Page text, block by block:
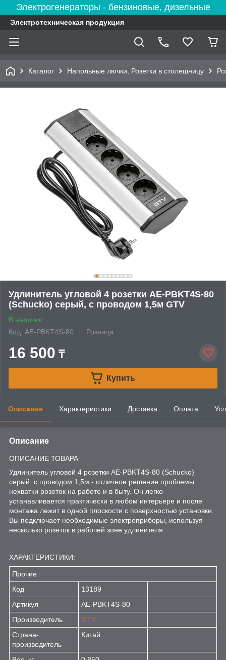
Электрогенераторы - бензиновые, дизельные
Электротехническая продукция
Каталог Напольные лючки, Розетки в столешницу
Удлинитель угловой 4 розетки AE-PBKT4S-80
(Schucko) серый, с проводом 1,5м GTV
В наличии
Код: AE-PBKT4S-80
Розница
16 500 ₸
Купить
Описание Характеристики Доставка Оплата
Описание
ОПИСАНИЕ ТОВАРА
Удлинитель угловой 4 розетки AE-PBKT4S-80 (Schucko)
серый, с проводом 1,5м - отличное решение проблемы
нехватки розеток на работе и в быту. Он легко
устанавливается практически в любом интерьере и после
монтажа лежит в одной плоскости с поверхностью установки.
Вы подключает необходимые электроприборы, используя
несколько розеток в рабочей зоне удлинителя.
ХАРАКТЕРИСТИКИ:
Прочие
Код
13189
Артикул
AE-PBKT4S-80
Производитель
GTV
Страна-
производитель
Китай